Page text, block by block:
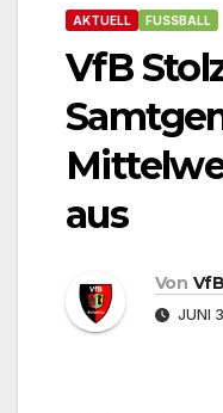
AKTUELL FUSSBALL
VfB
aus
Von
JUNI